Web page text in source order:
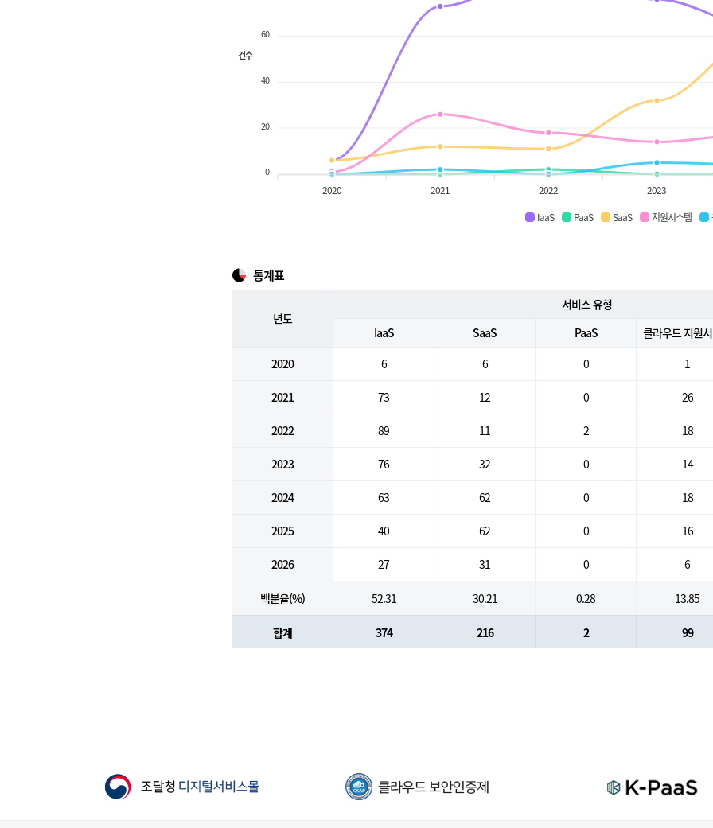
IaaS PaaS SaaS 지원시스템
60
40
20
0
건수
2020 2021 2022 2023
통계표
년도
서비스 유형
IaaS
SaaS PaaS
클라우드 지원
2020
6 6 0 1
2021 73 12 0 26
2022 89 11 2 18
2023 76 32 0 14
2024 63 62 0 18
2025 40 62 0 16
2026 27 31 0 6
백분율(%) 52.31 30.21 0.28 13.85
합계 374 216 2 99